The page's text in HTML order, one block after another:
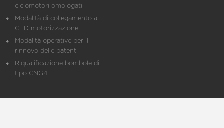
ciclomotori omologati
Modalità di collegamento al
CED motorizzazione
Modalità operative per il
rinnovo delle patenti
Riqualificazione bombole di
tipo CNG4